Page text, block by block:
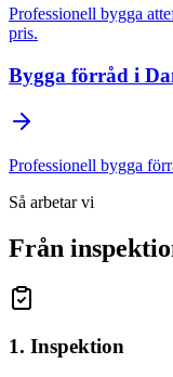
Professionell bygga
pris.
Bygga förråd i
Professionell bygga
Så arbetar vi
Från
1. Inspektion